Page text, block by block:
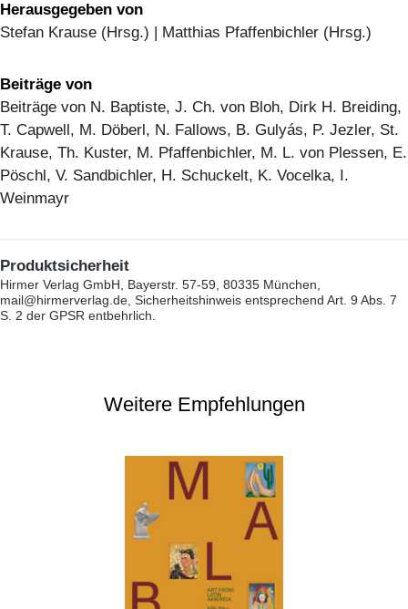
Herausgegeben von
Stefan Krause (Hrsg.) | Matthias Pfaffenbichler (Hrsg.)
Beiträge von
Beiträge von N. Baptiste, J. Ch. von Bloh, Dirk H. Breiding,
T. Capwell, M. Döberl, N. Fallows, B. Gulyás, P. Jezler, St.
Krause, Th. Kuster, M. Pfaffenbichler, M. L. von Plessen, E.
Pöschl, V. Sandbichler, H. Schuckelt, K. Vocelka, I.
Weinmayr
Produktsicherheit
Hirmer Verlag GmbH, Bayerstr. 57-59, 80335 München,
mail@hirmerverlag.de, Sicherheitshinweis entsprechend Art. 9 Abs. 7
S. 2 der GPSR entbehrlich.
Weitere Empfehlungen